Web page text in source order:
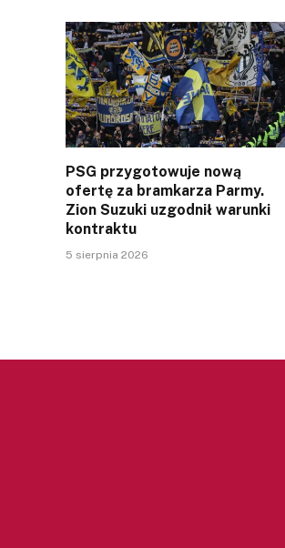
PSG przygotowuje nową
ofertę za bramkarza Parmy.
Zion Suzuki uzgodnił warunki
kontraktu
5 sierpnia 2026